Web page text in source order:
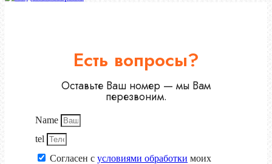
Есть вопросы?
Оставьте Ваш номер — мы Вам
перезвоним.
Name
tel
Согласен с условиями обработки моих